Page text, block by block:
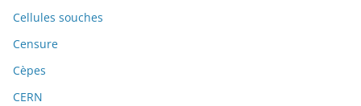
Cellules souches
Censure
Cèpes
CERN